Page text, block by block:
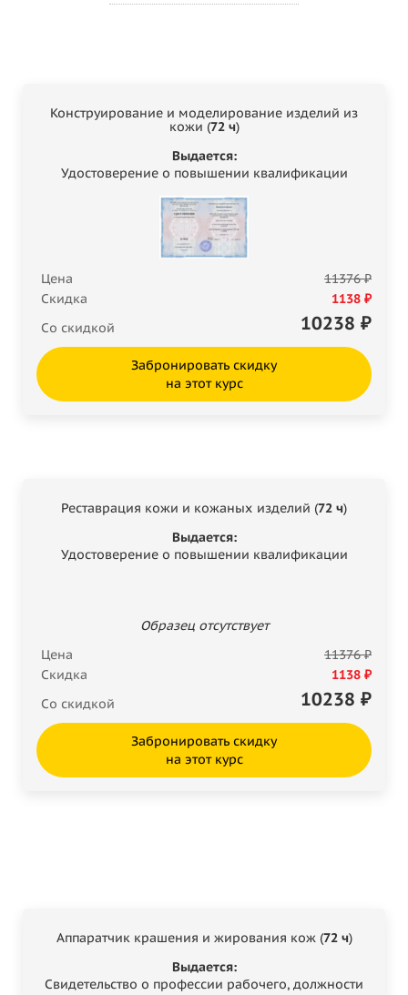
Конструирование и моделирование изделий из
кожи (72 ч)
Выдается:
Удостоверение о повышении квалификации
Цена
11376 ₽
Скидка
1138 ₽
Со скидкой
10238 ₽
Забронировать скидку
на этот курс
Реставрация кожи и кожаных изделий (72 ч)
Выдается:
Удостоверение о повышении квалификации
Образец отсутствует
Цена
11376 ₽
Скидка
1138 ₽
Со скидкой
10238 ₽
Забронировать скидку
на этот курс
Аппаратчик крашения и жирования кож (72 ч)
Выдается:
Свидетельство о профессии рабочего, должности